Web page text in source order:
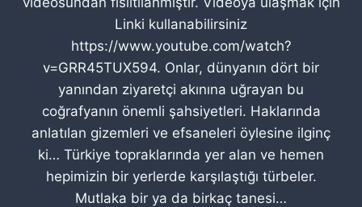
Linki kullanabilirsiniz
https://www.youtube.com/watch?
v=GRR45TUX594. Onlar, dünyanın dört bir
yanından ziyaretçi akınına uğrayan bu
coğrafyanın önemli şahsiyetleri. Haklarında
anlatılan gizemleri ve efsaneleri öylesine ilginç
ki… Türkiye topraklarında yer alan ve hemen
hepimizin bir yerlerde karşılaştığı türbeler.
Mutlaka bir ya da birkaç tanesi…